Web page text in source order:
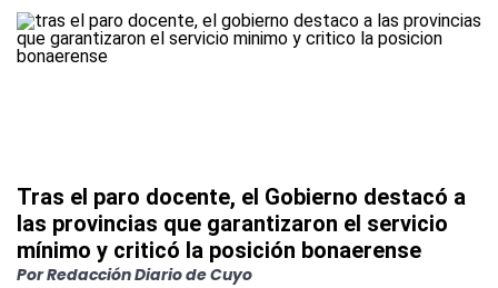
Tras el paro docente, el Gobierno destacó a
las provincias que garantizaron el servicio
mínimo y criticó la posición bonaerense
PorRedacción Diario de Cuyo